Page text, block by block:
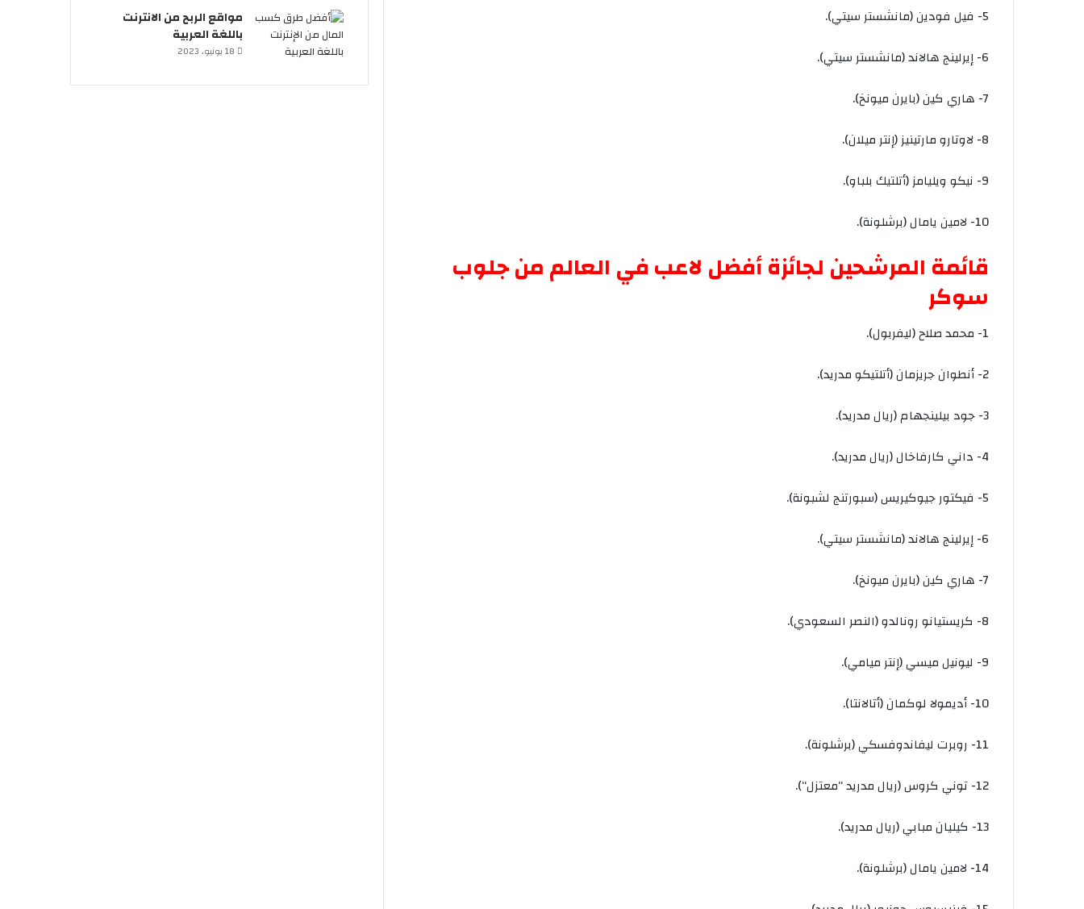
5- فيل فودين(مانشسترسيتي).
6- إيرلينجهالاند(مانشسترسيتي).
7- هاري كين(بايرنميونخ).
8- لاوتارومارتينيز(إنترميلان).
9- نيكو ويليامز(أتلتيكبلباو).
10- لامينيامال(برشلونة).
قائمة المرشحين لجائزةأفضل لاعبفي العالممنجلوب
سوكر
1- محمدصلاح(ليفربول).
2- أنطوانجريزمان(أتلتيكومدريد).
3- جود بيلينجهام(ريالمدريد).
4- داني كارفاخال(ريالمدريد).
5- فيكتورجيوكيريس(سبورتنج لشبونة).
6- إيرلينجهالاند(مانشسترسيتي).
7- هاري كين(بايرنميونخ).
8- كريستيانو رونالدو(النصر السعودي).
9- ليونيلميسي(إنترميامي).
10- أديمولا لوكمان(أتالانتا).
11- روبرت ليفاندوفسكي(برشلونة).
12- توني كروس(ريالمدريد“معتزل“).
13- كيليانمبابي(ريالمدريد).
14- لامينيامال(برشلونة).
مواقع الربح من الانترنت
باللغة العربية
18 يونيو، 2023